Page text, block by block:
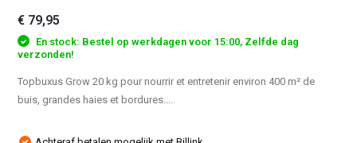
€ 79,95
En stock: Bestel op werkdagen voor 15:00, Zelfde dag
verzonden!
Topbuxus Grow 20 kg pour nourrir et entretenir environ 400 m² de
buis, grandes haies et bordures....